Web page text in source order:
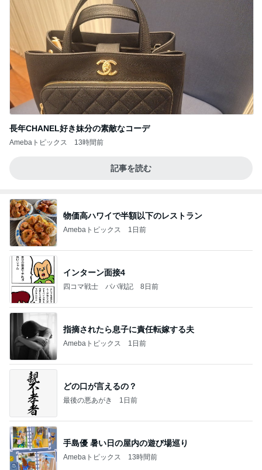
長年CHANEL好き妹分の素敵なコーデ
Amebaトピックス 13時間前
記事を読む
物価高ハワイで半額以下のレストラン
Amebaトピックス 1日前
インターン面接4
四コマ戦士 パパ戦記 8日前
指摘されたら息子に責任転嫁する夫
Amebaトピックス 1日前
どの口が言えるの？
最後の悪あがき 1日前
手島優 暑い日の屋内の遊び場巡り
Amebaトピックス 13時間前